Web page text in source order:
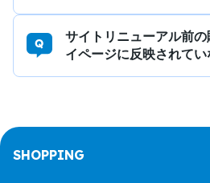
サイトリニューアル前
イページに反映されてい
SHOPPING